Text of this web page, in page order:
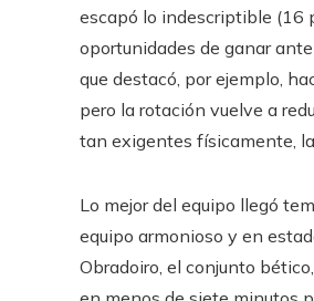
escapó lo indescriptible (16
oportunidades de ganar
que destacó, por ejemplo,
pero la rotación vuelve a
tan exigentes físicamente,
Lo mejor del equipo llegó
equipo armonioso y en
Obradoiro, el conjunto